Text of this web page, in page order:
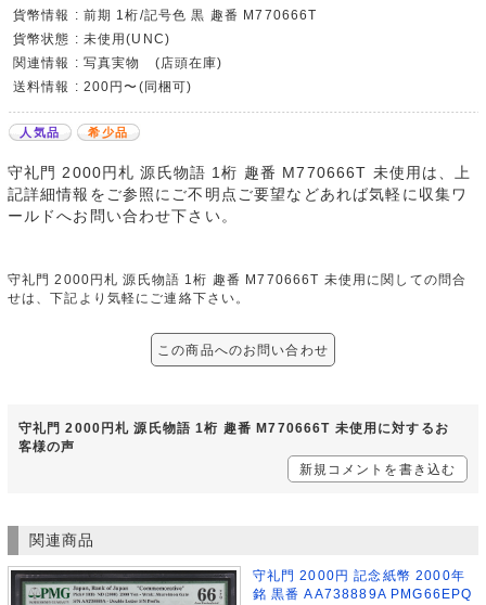
貨幣情報 : 前期 1桁/記号色 黒 趣番 M770666T
貨幣状態 : 未使用(UNC)
関連情報 : 写真実物 (店頭在庫)
送料情報 : 200円〜(同梱可)
人気品 希少品
守礼門 2000円札 源氏物語 1桁 趣番 M770666T 未使用は、上
記詳細情報をご参照にご不明点ご要望などあれば気軽に収集ワ
ールドへお問い合わせ下さい。
守礼門 2000円札 源氏物語 1桁 趣番 M770666T 未使用に関しての問合
せは、下記より気軽にご連絡下さい。
この商品へのお問い合わせ
守礼門 2000円札 源氏物語 1桁 趣番 M770666T 未使用に対するお
客様の声
新規コメントを書き込む
関連商品
守礼門 2000円 記念紙幣 2000年
銘 黒番 AA738889A PMG66EPQ